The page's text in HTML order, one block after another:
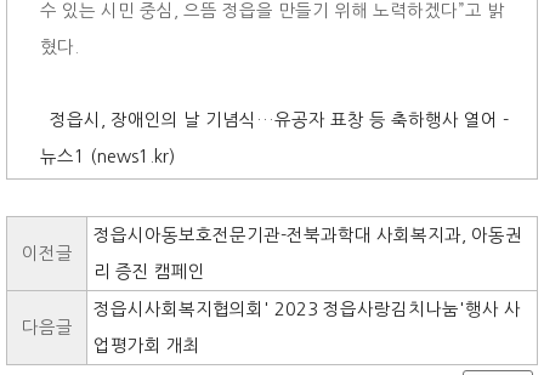
수 있는 시민 중심, 으뜸 정읍을 만들기 위해 노력하겠다”고 밝
혔다.
정읍시, 장애인의 날 기념식…유공자 표창 등 축하행사 열어 -
뉴스1 (news1.kr)
이전글
정읍시아동보호전문기관-전북과학대 사회복지과, 아동권
리 증진 캠페인
다음글
정읍시사회복지협의회' 2023 정읍사랑김치나눔'행사 사
업평가회 개최